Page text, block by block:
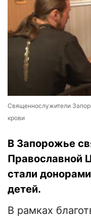
Священнослужители
крови
В Запорожье
Православной
стали
детей.
В рамках